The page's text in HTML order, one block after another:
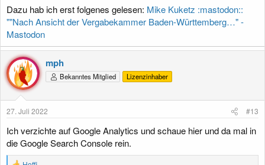
Dazu hab ich erst folgenes gelesen: Mike Kuketz :mastodon::
""Nach Ansicht der Vergabekammer Baden-Württemberg…" -
Mastodon
mph
Bekanntes Mitglied Lizenzinhaber
27. Juli 2022 #13
Ich verzichte auf Google Analytics und schaue hier und da mal in
die Google Search Console rein.
R